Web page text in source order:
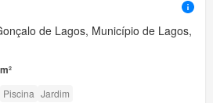
de Lagos, Município de Lagos,
Piscina Jardim